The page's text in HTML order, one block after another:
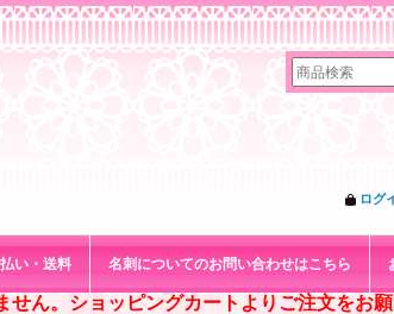
ログ
い・送料 名刺についてのお問い合わせはこちら
ん。ショッピングカートよりご注文をお